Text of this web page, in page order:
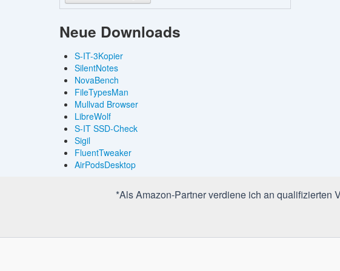
Neue Downloads
S-IT-3Kopier
SilentNotes
NovaBench
FileTypesMan
Mullvad Browser
LibreWolf
S-IT SSD-Check
Sigil
FluentTweaker
AirPodsDesktop
*Als Amazon-Partner verdiene ich an qualifizierten